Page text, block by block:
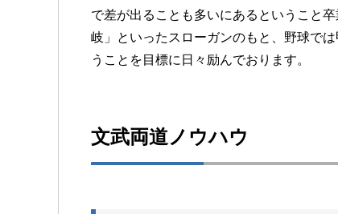
で差が出ることも多いにあるということ
岐」といったスローガンのもと、野球で
うことを目標に日々励んでおります。
文武両道ノウハウ